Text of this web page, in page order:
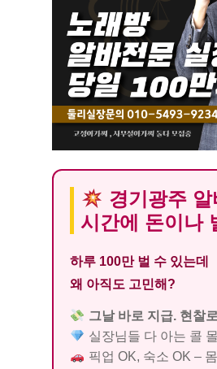
경기광주
시간에 돈이나
하루 100만 벌 수 있는데
왜 아직도 고민해?
그날 바로 지급. 현찰
실장님들 다 아는 콜
픽업 OK, 숙소 OK –